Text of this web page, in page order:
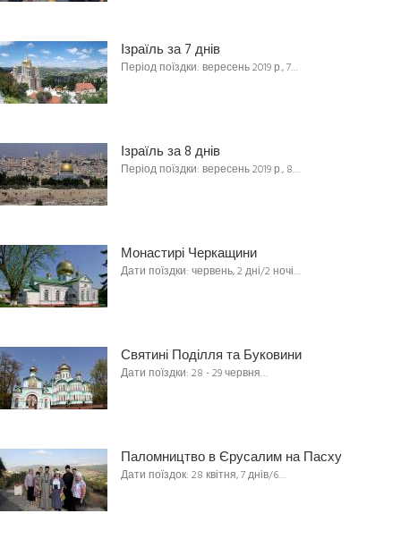
Ізраїль за 7 днів
Період поїздки: вересень 2019 р., 7…
Ізраїль за 8 днів
Період поїздки: вересень 2019 р., 8…
Монастирі Черкащини
Дати поїздки: червень, 2 дні/2 ночі…
Святині Поділля та Буковини
Дати поїздки: 28 - 29 червня…
Паломництво в Єрусалим на Пасху
Дати поїздок: 28 квітня, 7 днів/6…